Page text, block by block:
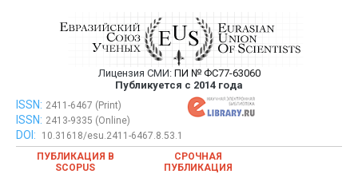
Евразийский Союз Ученых —
публикация научных статей в
ежемесячном научном журнале
Лицензия СМИ: ПИ № ФС77-63060
Публикуется с 2014 года
Евразийский Союз Ученых — публикация научных статей в
ежемесячном научном журнале
ISSN: 2411-6467 (Print)
ISSN: 2413-9335 (Online)
DOI:
10.31618/esu.2411-6467.8.53.1
ПУБЛИКАЦИЯ В
SCOPUS
СРОЧНАЯ
ПУБЛИКАЦИЯ